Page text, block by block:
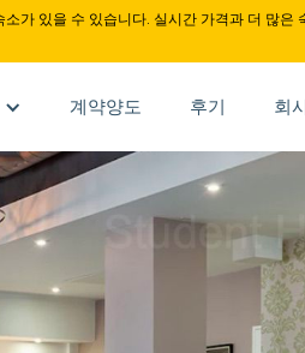
가 있을 수 있습니다. 실시간 가격과 더 많은
계약양도 후기 회